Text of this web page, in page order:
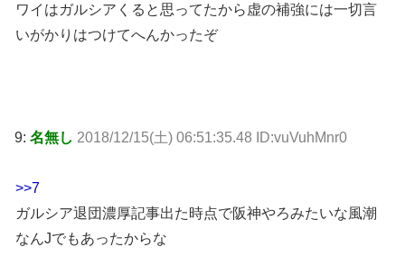
ワイはガルシアくると思ってたから虚の補強には一切言
いがかりはつけてへんかったぞ
9: 名無し 2018/12/15(土) 06:51:35.48 ID:vuVuhMnr0
>>7
ガルシア退団濃厚記事出た時点で阪神やろみたいな風潮
なんJでもあったからな